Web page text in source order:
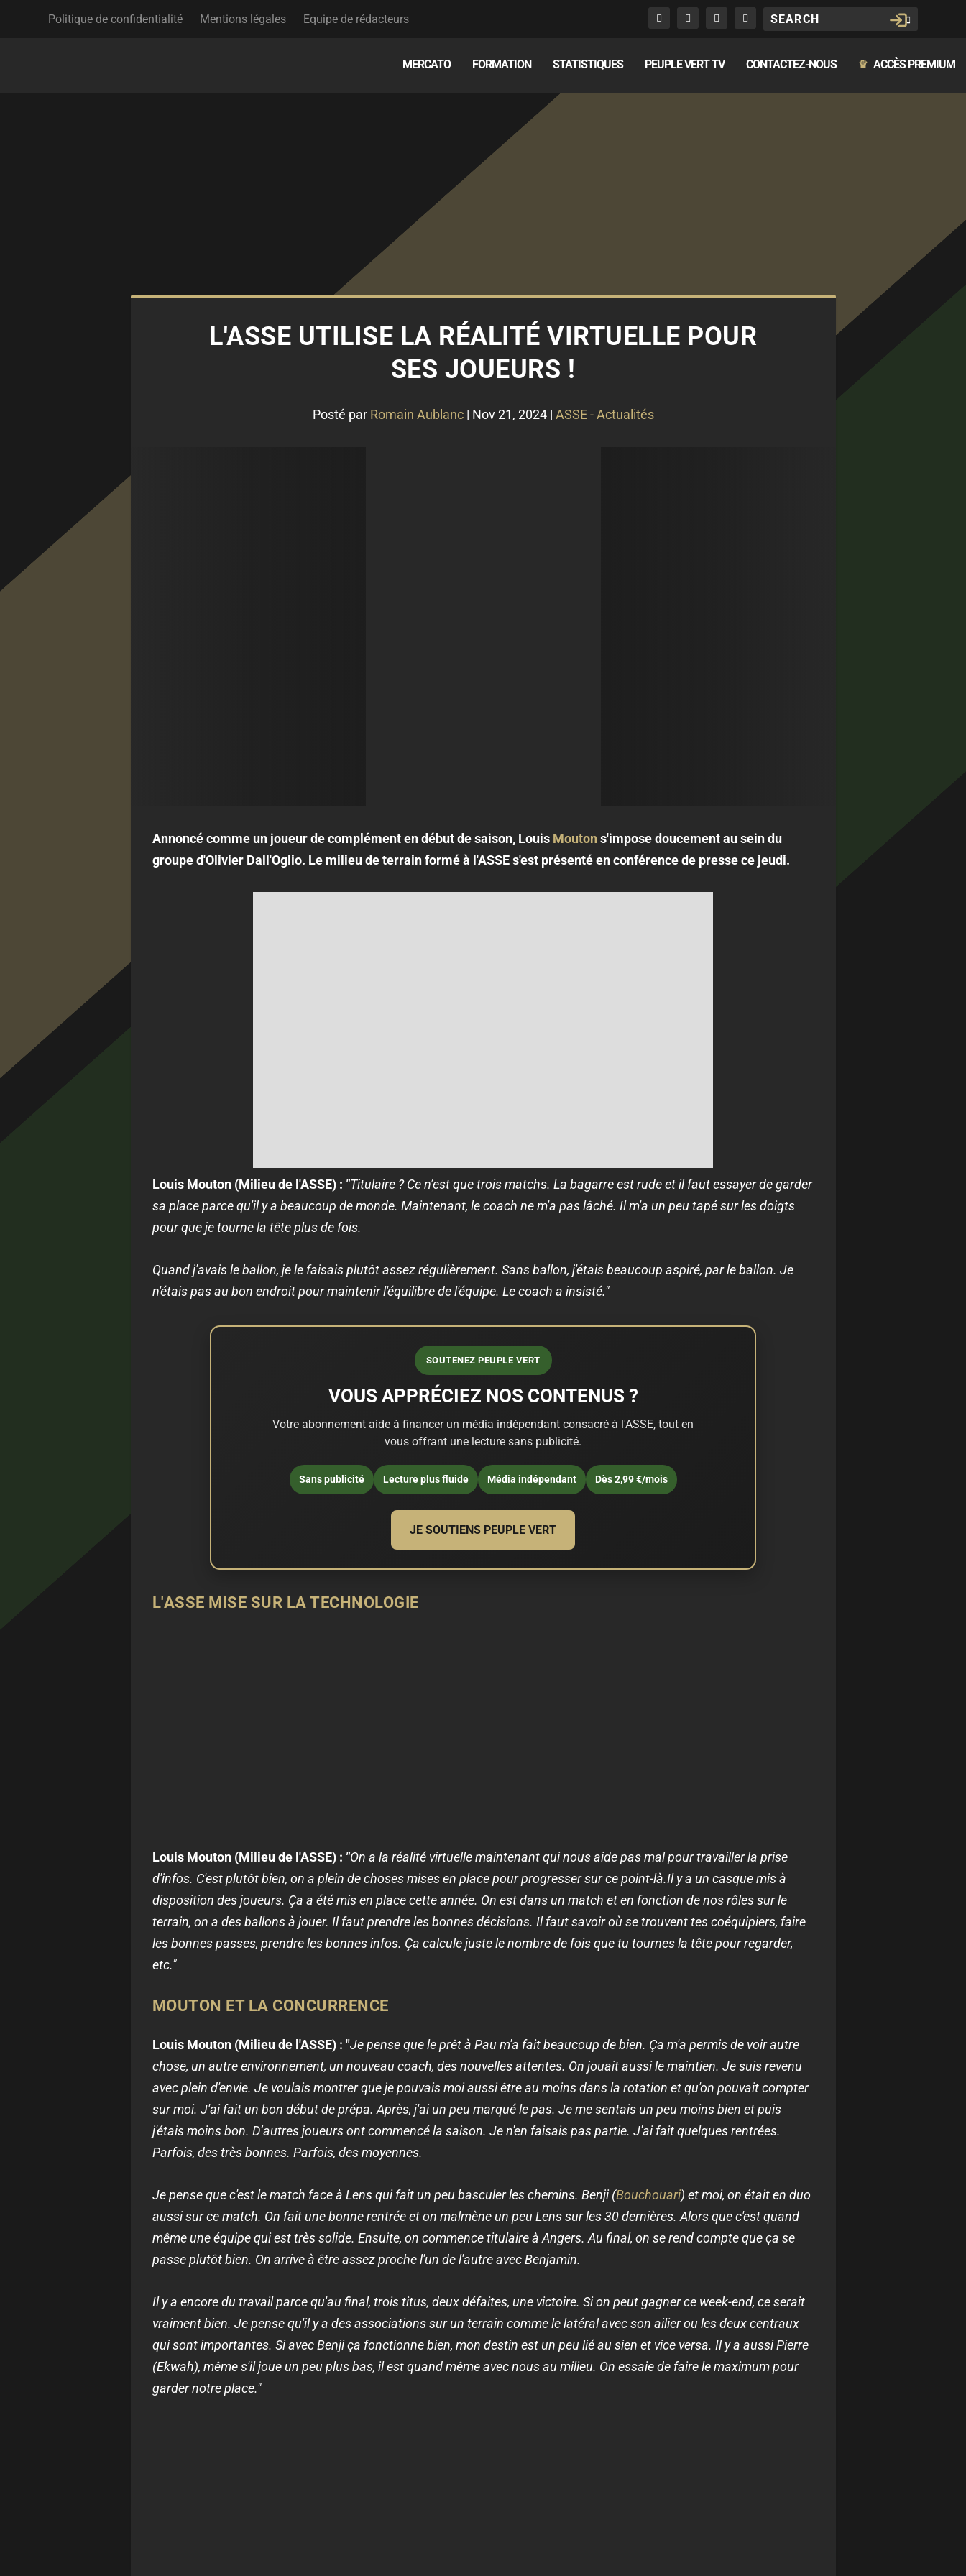
Politique de confidentialité Mentions légales Equipe de rédacteurs
MERCATO FORMATION STATISTIQUES PEUPLE VERT TV CONTACTEZ-NOUS ♛ ACCÈS PREMIUM
L'ASSE UTILISE LA RÉALITÉ VIRTUELLE POUR
SES JOUEURS !
Posté par Romain Aublanc| Nov 21, 2024| ASSE - Actualités
Annoncé comme un joueur de complément en début de saison, Louis Moutons'impose doucement au sein du
groupe d'Olivier Dall'Oglio. Le milieu de terrain formé à l'ASSE s'est présenté en conférence de presse ce jeudi.
Louis Mouton (Milieu de l'ASSE) : "Titulaire ? Ce n’est que trois matchs. La bagarre est rude et il faut essayer de garder
sa place parce qu'il y a beaucoup de monde. Maintenant, le coach ne m'a pas lâché. Il m'a un peu tapé sur les doigts
pour que je tourne la tête plus de fois.
Quand j'avais le ballon, je le faisais plutôt assez régulièrement. Sans ballon, j'étais beaucoup aspiré, par le ballon. Je
n'étais pas au bon endroit pour maintenir l'équilibre de l'équipe. Le coach a insisté."
SOUTENEZ PEUPLE VERT
VOUS APPRÉCIEZ NOS CONTENUS ?
Votre abonnement aide à financer un média indépendant consacré à l'ASSE, tout en
vous offrant une lecture sans publicité.
Sans publicité Lecture plus fluide Média indépendant Dès 2,99 €/mois
JE SOUTIENS PEUPLE VERT
L'ASSE MISE SUR LA TECHNOLOGIE
Louis Mouton (Milieu de l'ASSE) : "On a la réalité virtuelle maintenant qui nous aide pas mal pour travailler la prise
d'infos. C'est plutôt bien, on a plein de choses mises en place pour progresser sur ce point-là.Il y a un casque mis à
disposition des joueurs. Ça a été mis en place cette année. On est dans un match et en fonction de nos rôles sur le
terrain, on a des ballons à jouer. Il faut prendre les bonnes décisions. Il faut savoir où se trouvent tes coéquipiers, faire
les bonnes passes, prendre les bonnes infos. Ça calcule juste le nombre de fois que tu tournes la tête pour regarder,
etc."
MOUTON ET LA CONCURRENCE
Louis Mouton (Milieu de l'ASSE) : "Je pense que le prêt à Pau m'a fait beaucoup de bien. Ça m'a permis de voir autre
chose, un autre environnement, un nouveau coach, des nouvelles attentes. On jouait aussi le maintien. Je suis revenu
avec plein d'envie. Je voulais montrer que je pouvais moi aussi être au moins dans la rotation et qu'on pouvait compter
sur moi. J'ai fait un bon début de prépa. Après, j'ai un peu marqué le pas. Je me sentais un peu moins bien et puis
j'étais moins bon. D’autres joueurs ont commencé la saison. Je n'en faisais pas partie. J'ai fait quelques rentrées.
Parfois, des très bonnes. Parfois, des moyennes.
Je pense que c'est le match face à Lens qui fait un peu basculer les chemins. Benji (Bouchouari) et moi, on était en duo
aussi sur ce match. On fait une bonne rentrée et on malmène un peu Lens sur les 30 dernières. Alors que c'est quand
même une équipe qui est très solide. Ensuite, on commence titulaire à Angers. Au final, on se rend compte que ça se
passe plutôt bien. On arrive à être assez proche l'un de l'autre avec Benjamin.
Il y a encore du travail parce qu'au final, trois titus, deux défaites, une victoire. Si on peut gagner ce week-end, ce serait
vraiment bien. Je pense qu'il y a des associations sur un terrain comme le latéral avec son ailier ou les deux centraux
qui sont importantes. Si avec Benji ça fonctionne bien, mon destin est un peu lié au sien et vice versa. Il y a aussi Pierre
(Ekwah), même s'il joue un peu plus bas, il est quand même avec nous au milieu. On essaie de faire le maximum pour
garder notre place."